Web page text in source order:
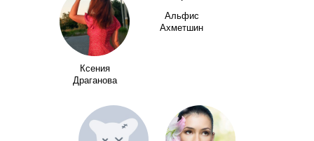
Ксения
Драганова
Альфис
Ахметшин